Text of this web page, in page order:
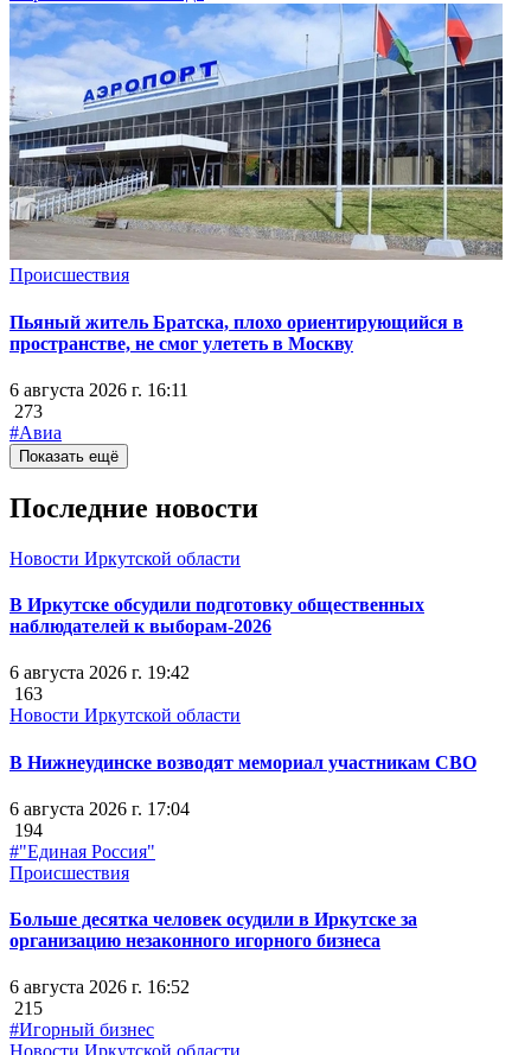
Происшествия
Пьяный житель Братска, плохо ориентирующийся в
пространстве, не смог улететь в Москву
6 августа 2026 г. 16:11
273
#Авиа
Показать ещё
Последние новости
Новости Иркутской области
В Иркутске обсудили подготовку общественных
наблюдателей к выборам-2026
6 августа 2026 г. 19:42
163
Новости Иркутской области
В Нижнеудинске возводят мемориал участникам СВО
6 августа 2026 г. 17:04
194
#"Единая Россия"
Происшествия
Больше десятка человек осудили в Иркутске за
организацию незаконного игорного бизнеса
6 августа 2026 г. 16:52
215
#Игорный бизнес